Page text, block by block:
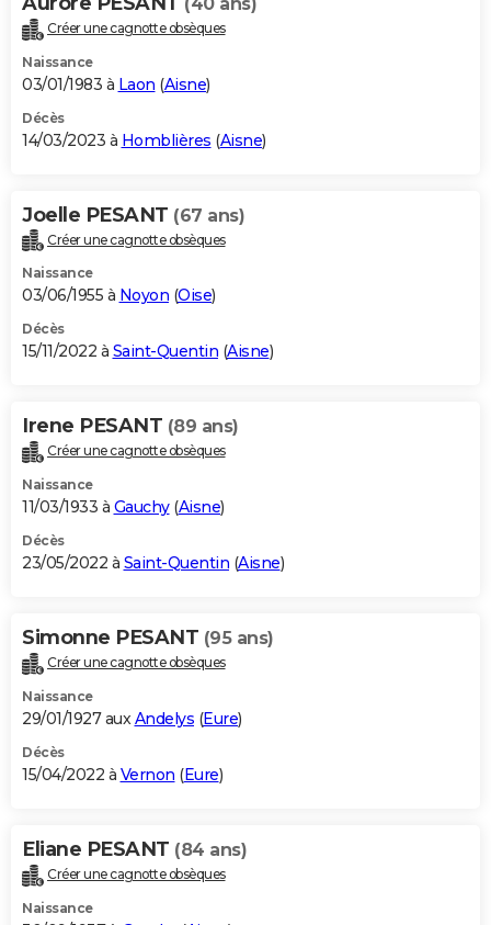
Créer une cagnotte obsèques
Naissance
03/01/1983 à Laon (Aisne)
Décès
14/03/2023 à Homblières (Aisne)
Joelle PESANT (67 ans)
Créer une cagnotte obsèques
Naissance
03/06/1955 à Noyon (Oise)
Décès
15/11/2022 à Saint-Quentin (Aisne)
Irene PESANT (89 ans)
Créer une cagnotte obsèques
Naissance
11/03/1933 à Gauchy(Aisne)
Décès
23/05/2022 à Saint-Quentin (Aisne)
Simonne PESANT (95 ans)
Créer une cagnotte obsèques
Naissance
29/01/1927 auxAndelys (Eure)
Décès
15/04/2022 à Vernon (Eure)
Eliane PESANT (84 ans)
Créer une cagnotte obsèques
Naissance